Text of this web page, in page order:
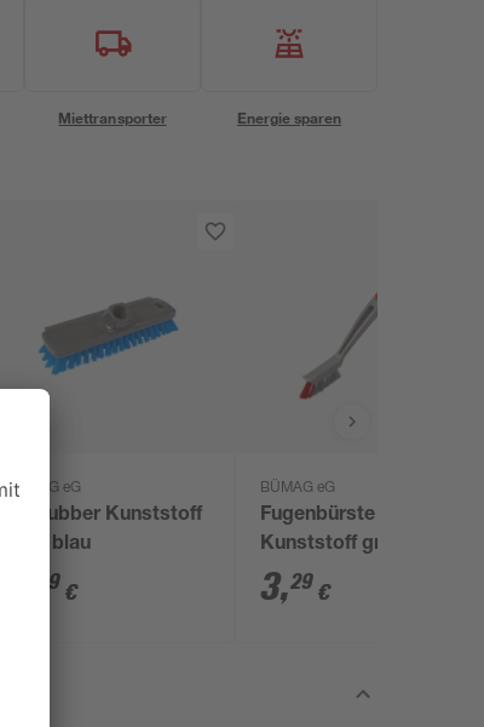
Miettransporter Energie sparen
BÜMAG eG
Schrubber Kunststoff
grau blau
49 €
BÜMAG eG
Fugenbürste
Kunststoff grau rot
3,29 €